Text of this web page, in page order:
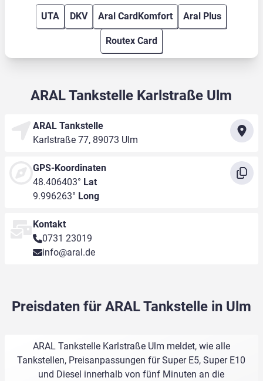
UTA DKV Aral CardKomfort Aral Plus
Routex Card
ARAL Tankstelle Karlstraße Ulm
ARAL Tankstelle
Karlstraße 77, 89073 Ulm
GPS-Koordinaten
48.406403° Lat
9.996263° Long
Kontakt
0731 23019
info@aral.de
Preisdaten für ARAL Tankstelle in Ulm
ARAL Tankstelle Karlstraße Ulm meldet, wie alle
Tankstellen, Preisanpassungen für Super E5, Super E10
und Diesel innerhalb von fünf Minuten an die